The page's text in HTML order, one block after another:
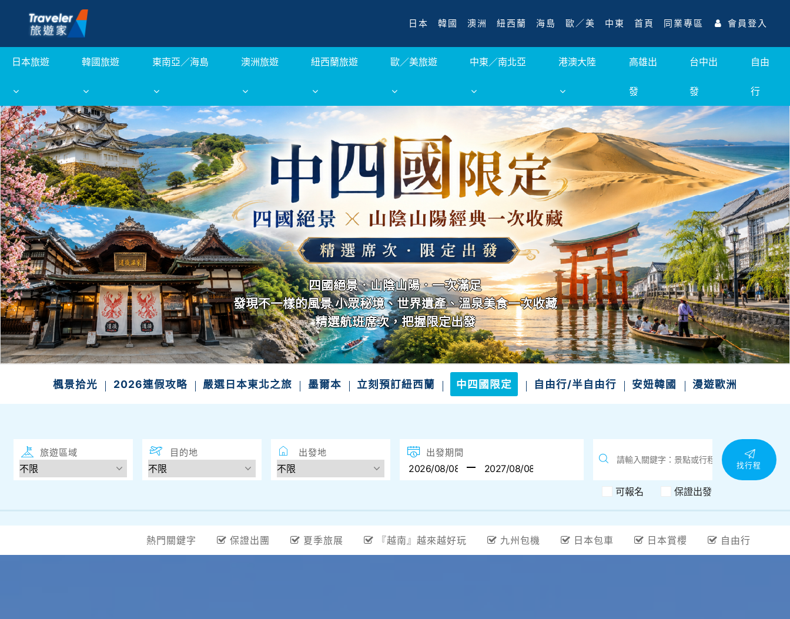
日本 韓國 澳洲 紐西蘭 海島 歐／美 中東 首頁 同業專區 會員登入
日本旅遊 韓國旅遊 東南亞／海島 澳洲旅遊 紐西蘭旅遊 歐／美旅遊 中東／南北亞 港澳大陸 高雄出
發
台中出
發
自由
行
四國絕景．山陰山陽．一次滿足
發現不一樣的風景 小眾秘境、世界遺產、溫泉美食一次收藏
精選航班席次，把握限定出發
楓景拾光 2026連假攻略 嚴選日本東北之旅 墨爾本 立刻預訂紐西蘭 中四國限定 自由行/半自由行 安妞韓國 漫遊歐洲
旅遊區域 目的地 出發地 出發期間
可報名 保證出發
找行程
熱門關鍵字 保證出團 夏季旅展 『越南』越來越好玩 九州包機 日本包車 日本賞櫻 自由行